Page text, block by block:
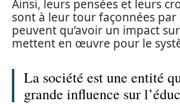
Ainsi, leurs pensées et leurs
sont à leur tour façonnées par
peuvent qu’avoir un impact sur
mettent en œuvre pour le
La société est une entité
grande influence sur